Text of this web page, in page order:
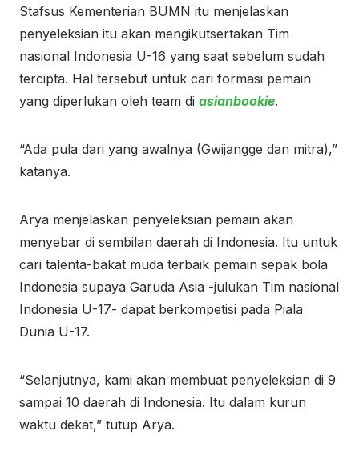
Stafsus Kementerian BUMN itu menjelaskan
penyeleksian itu akan mengikutsertakan Tim
nasional Indonesia U-16 yang saat sebelum sudah
tercipta. Hal tersebut untuk cari formasi pemain
yang diperlukan oleh team di asianbookie.
“Ada pula dari yang awalnya (Gwijangge dan mitra),”
katanya.
Arya menjelaskan penyeleksian pemain akan
menyebar di sembilan daerah di Indonesia. Itu untuk
cari talenta-bakat muda terbaik pemain sepak bola
Indonesia supaya Garuda Asia -julukan Tim nasional
Indonesia U-17- dapat berkompetisi pada Piala
Dunia U-17.
“Selanjutnya, kami akan membuat penyeleksian di 9
sampai 10 daerah di Indonesia. Itu dalam kurun
waktu dekat,” tutup Arya.